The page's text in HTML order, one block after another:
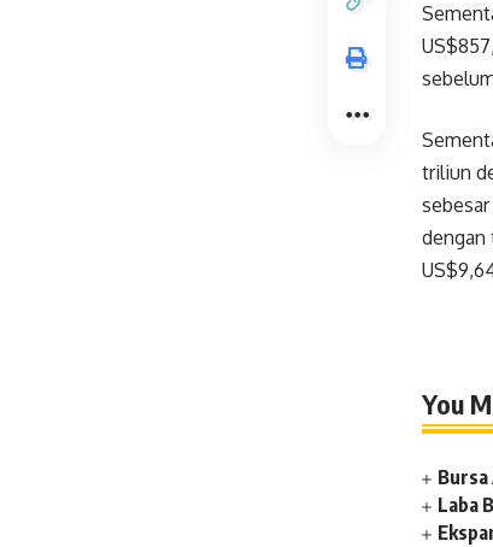
triliun
dengan
You
Bursa
Laba